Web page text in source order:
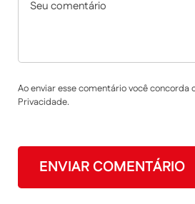
Ao enviar esse comentário você concorda
Privacidade.